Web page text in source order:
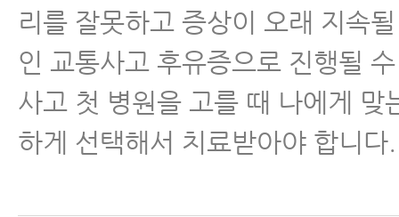
리를 잘못하고 증상이 오래 지속
인 교통사고 후유증으로 진행될
사고 첫 병원을 고를 때 나에게 맞
하게 선택해서 치료받아야 합니다.